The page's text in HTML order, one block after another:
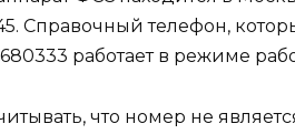
Справочный телефон,
работает в режиме
что номер не